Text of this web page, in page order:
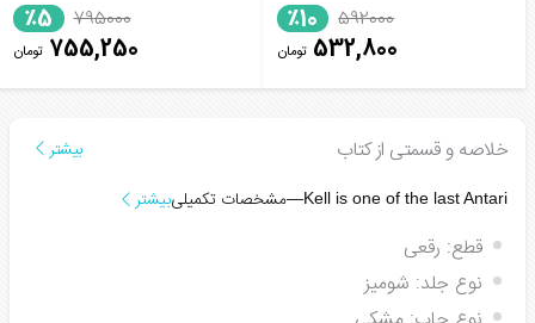
592000
٪10
532,800 تومان
795000
٪5
755,250 تومان
خلاصه و قسمتی از کتاب بیشتر
Kell is one of the last Antari
―مشخصات تکمیلیبیشتر
قطع: رقعی
نوع جلد: شومیز